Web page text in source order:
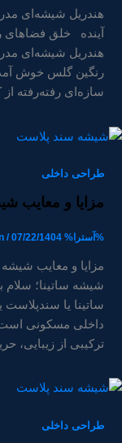
هندریل شیشه‌ای
آینده خلق فضاهای
هندریل شیشه‌ای
رنگین گلس خوش
سازه‌ای رفته‌رفته
طراحی داخلی
مزایا و معایب
%آسترا% /07/22/1404
مزایا و معایب
شیشه ساتینا؛
ساتینا یا
داخلی مسکونی
ترکیبی از زیبایی،
طراحی داخلی